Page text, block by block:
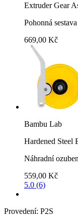
Extruder Gear
Pohonná
669,00 Kč
Bambu Lab
Hardened Steel
Náhradní
559,00 Kč
5.0 (6)
Provedení: P2S